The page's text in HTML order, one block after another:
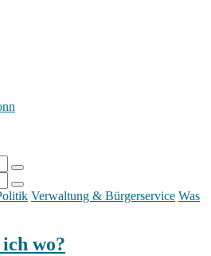
Verwaltung & Bürgerservice Was
wo?